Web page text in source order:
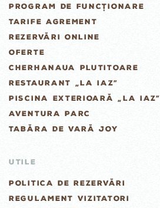
PROGRAM DE FUNCȚIONARE
TARIFE AGREMENT
REZERVĂRI ONLINE
OFERTE
CHERHANAUA PLUTITOARE
RESTAURANT „LA IAZ”
PISCINA EXTERIOARĂ „LA IAZ”
AVENTURA PARC
TABĂRA DE VARĂ JOY
UTILE
POLITICA DE REZERVĂRI
REGULAMENT VIZITATORI